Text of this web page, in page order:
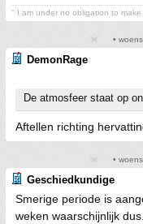
'' I am under no obligation to
•
DemonRage
De atmosfeer staat op
Aftellen richting
•
Geschiedkundige
Smerige periode is
weken waarschijnlijk dus.